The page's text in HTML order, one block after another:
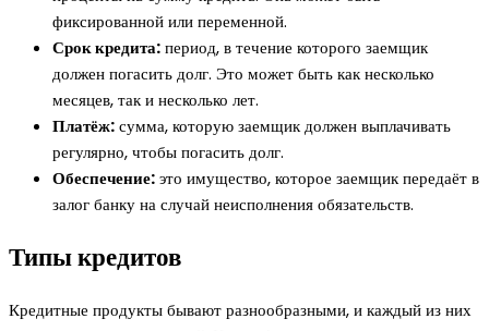
фиксированной или переменной.
Срок кредита:период, в течение которого заемщик
должен погасить долг. Это может быть как несколько
месяцев, так и несколько лет.
Платёж:сумма, которую заемщик должен выплачивать
регулярно, чтобы погасить долг.
Обеспечение:это имущество, которое заемщик передаёт в
залог банку на случай неисполнения обязательств.
Типы кредитов
Кредитные продукты бывают разнообразными, и каждый из них